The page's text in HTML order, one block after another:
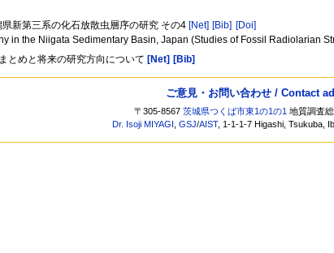
新第三系の化石放散虫層序の研究 その4 [Net] [Bib] [Doi]
in the Niigata Sedimentary Basin, Japan (Studies of Fossil Radiolarian
とめと将来の研究方向について [Net] [Bib]
ご意見・お問い合わせ / Contact
〒305-8567茨城県つくば市東1の1の1 地質調査
Dr. Isoji MIYAGI
,GSJ/AIST, 1-1-1-7 Higashi, Tsukuba,